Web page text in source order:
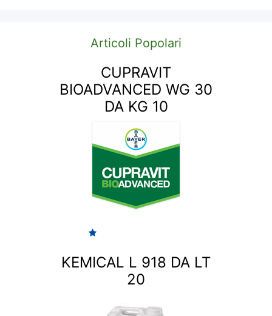
Articoli Popolari
CUPRAVIT
BIOADVANCED WG 30
DA KG 10
KEMICAL L 918 DA LT
20